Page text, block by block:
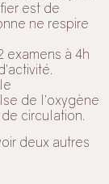
est de
ne respire
à 4h
de l’oxygène
circulation.
deux autres